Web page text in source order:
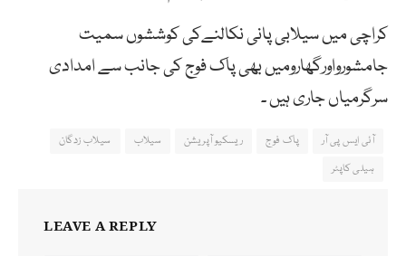
کراچی میں سیلابی پانی نکالنےکی کوششوں سمیت
جامشورواورگھارومیں بھی پاک فوج کی جانب سے امدادی
سرگرمیاں جاری ہیں ۔
آئی ایس پی آر پاک فوج ریسکیو آپریشن سیلاب
سیلاب زدگان
ہیلی کاپٹر
LEAVE A REPLY